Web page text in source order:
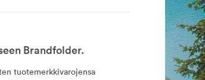
Brandfolder.
tuotemerkkivarojensa